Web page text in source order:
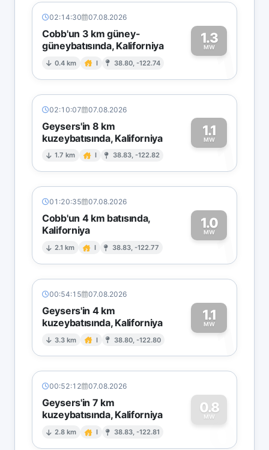
02:14:30 07.08.2026
Cobb'un 3 km güney-
güneybatısında, Kaliforniya
0.4 km I 38.80, -122.74
1.3
MW1
02:10:07 07.08.2026
Geysers'in 8 km
kuzeybatısında, Kaliforniya
1.7 km I 38.83, -122.82
1.1
MW1
01:20:35 07.08.2026
Cobb'un 4 km batısında,
Kaliforniya
2.1 km I 38.83, -122.77
1.0
MW1
00:54:15 07.08.2026
Geysers'in 4 km
kuzeybatısında, Kaliforniya
3.3 km I 38.80, -122.80
1.1
MW1
00:52:12 07.08.2026
Geysers'in 7 km
kuzeybatısında, Kaliforniya
2.8 km I 38.83, -122.81
0.8
MW
0